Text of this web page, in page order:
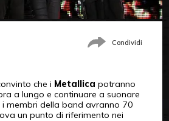
Condividi
che i Metallica potranno
a lungo e continuare a suonare
membri della band avranno 70
un punto di riferimento nei